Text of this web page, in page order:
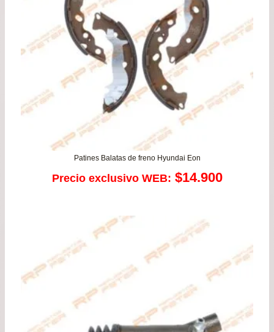
Patines Balatas de freno Hyundai Eon
Precio exclusivo WEB: $14.900